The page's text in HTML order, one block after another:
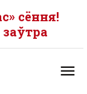
сёння!